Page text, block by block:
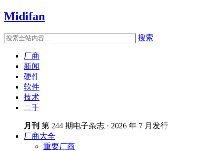
Midifan
搜索
厂商
新闻
硬件
软件
技术
二手
月刊 第 244 期电子杂志 · 2026 年 7 月发行
厂商大全
重要厂商